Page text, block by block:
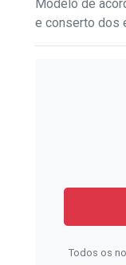
Modelo de
e conserto dos
Todos os